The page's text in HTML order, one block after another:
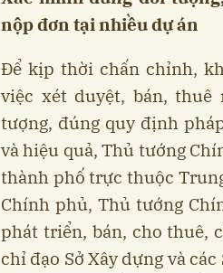
nộp đơn tại nhiều dự án
Để kịp thời chấn chỉnh,
việc xét duyệt, bán,
tượng, đúng quy định
và hiệu quả, Thủ tướng
thành phố trực thuộc
Chính phủ, Thủ tướng
phát triển, bán, cho thuê,
chỉ đạo Sở Xây dựng và